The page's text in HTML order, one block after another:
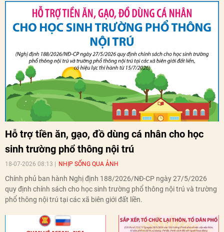
Hỗ trợ tiền ăn, gạo, đồ dùng cá nhân cho học
sinh trường phổ thông nội trú
18-07-2026 08:13 NHỊP SỐNG QUA ẢNH
Chính phủ ban hành Nghị định 188/2026/NĐ-CP ngày 27/5/2026
quy định chính sách cho học sinh trường phổ thông nội trú và trường
phổ thông nội trú tại các xã biên giới đất liền.